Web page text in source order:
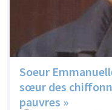
Soeur
sœur des
pauvres »